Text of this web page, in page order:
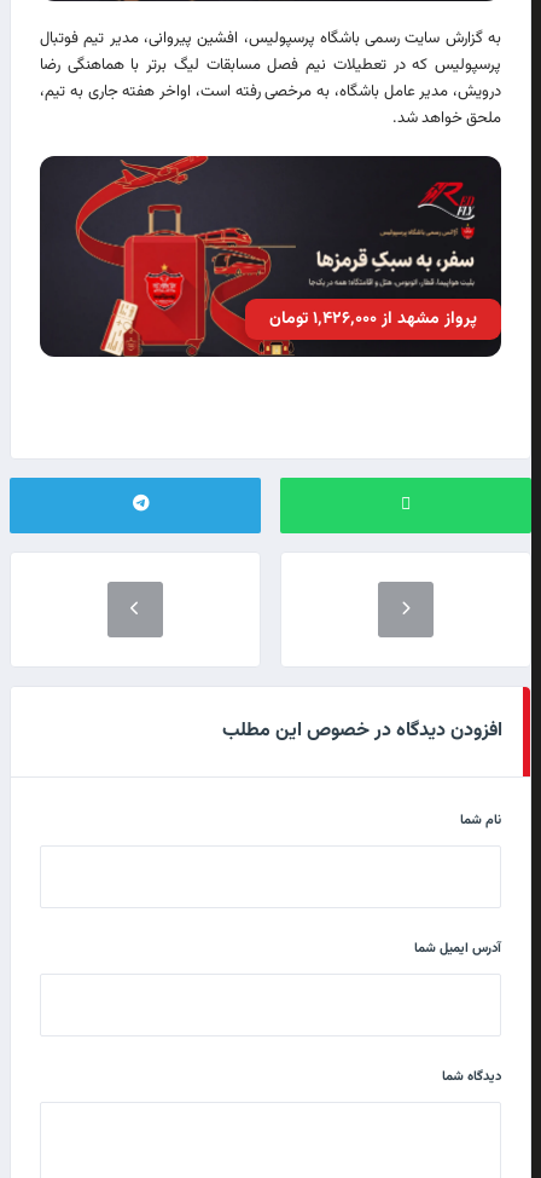
به گزارش سایت رسمی باشگاه پرسپولیس، افشین پیروانی، مدیر تیم فوتبال
پرسپولیس که در تعطیلات نیم فصل مسابقات لیگ برتر با هماهنگی رضا
درویش، مدیر عامل باشگاه، به مرخصی رفته است، اواخر هفته جاری به تیم،
ملحق خواهد شد.
پرواز مشهد از ۱٬۴۲۶٬۰۰۰ تومان
افزودن دیدگاه در خصوص این مطلب
نام شما
آدرس ایمیل شما
دیدگاه شما